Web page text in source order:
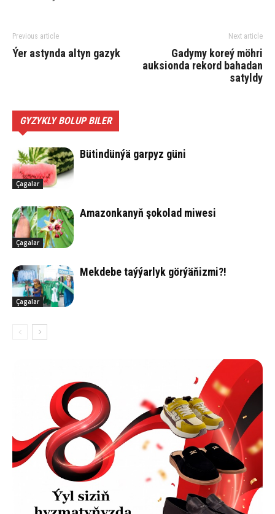
Previous article
Ýer as­tyn­da al­tyn ga­zyk
Next article
Gadymy koreý möhri
auksionda rekord bahadan
satyldy
GYZYKLY BOLUP BILER
Çagalar
Bü­tin­dün­ýä gar­pyz gü­ni
Çagalar
Ama­zon­ka­nyň şo­ko­lad mi­we­si
Çagalar
Mek­de­be taý­ýar­lyk gör­ýä­ňiz­mi?!